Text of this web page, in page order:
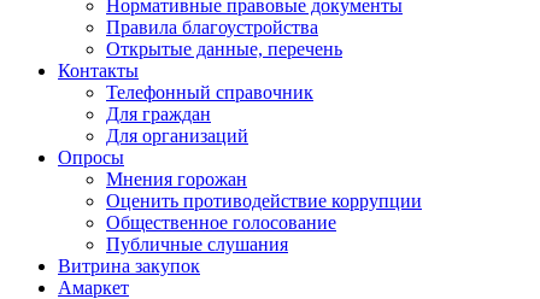
Нормативные правовые документы
Правила благоустройства
Открытые данные, перечень
Контакты
Телефонный справочник
Для граждан
Для организаций
Опросы
Мнения горожан
Оценить противодействие коррупции
Общественное голосование
Публичные слушания
Витрина закупок
Амаркет